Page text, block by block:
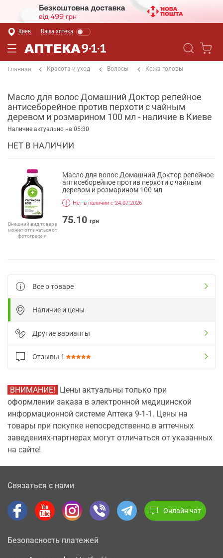
Киев Ваша аптека
Главная Красота и уход Волосы Кожа головы
Масло для волос Домашний Доктор репейное
антисеборейное против перхоти с чайным
деревом и розмарином 100 мл - наличие в Киеве
Наличие актуально на 05:30
НЕТ В НАЛИЧИИ
Внешний вид товара
может отличаться от
фотографии
Масло для волос Домашний Доктор репейное
антисеборейное против перхоти с чайным
деревом и розмарином 100 мл
Нет в наличии с 24.07.2026
75.10 грн
Все о товаре
Наличие и цены
Другие варианты
Отзывы 1
ВНИМАНИЕ! Цены актуальны только при
оформлении заказа в электронной медицинской
информационной системе Аптека 9-1-1. Цены на
товары при покупке непосредственно в аптечных
заведениях-партнерах могут отличаться от указанных
на сайте!
Связаться с нами
Онлайн чат
Безопасность платежей